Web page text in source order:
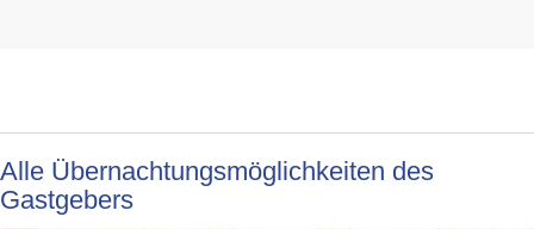
Alle Übernachtungsmöglichkeiten des
Gastgebers